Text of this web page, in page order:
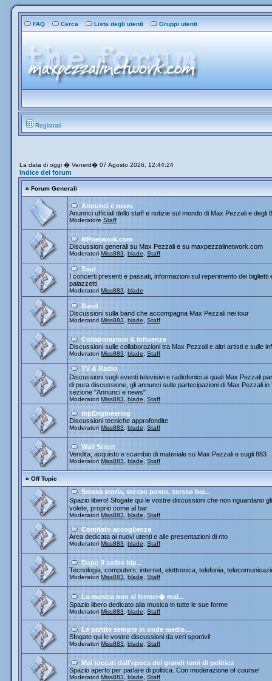
FAQ Cerca Lista degli utenti Gruppi utenti
Registrati
La data di oggi � Venerd� 07 Agosto 2026, 12:44:24
Indice del forum
¤ Forum Generali
Annunci e news
Anunnci ufficiali dello staff e notizie sul mondo di Max Pezzali e degli
Moderatore Staff
MPnetwork.com
Discussioni generali su Max Pezzali e su maxpezzalinetwork.com
Moderatori Miss883 blade Staff
Tour
I concerti presenti e passati, informazioni sul reperimento dei
palazzetti
Moderatori Miss883 blade
Band
Discussioni sulla band che accompagna Max Pezzali nei tour
Moderatori Miss883 blade Staff
Collaborazioni & Influenze
Discussioni sulle collaborazioni tra Max Pezzali e altri artisti e sulle
Moderatori Miss883 blade Staff
TV & Radio
Discussioni sugli eventi televisivi e radiofonici ai quali Max Pezzali
di pura discussione, gli annunci sulle partecipazioni di Max Pezzali
sezione "Annunci e news"
Moderatori Miss883 blade Staff
mpEngineering
Discussioni tecniche approfondite
Moderatori Miss883 blade Staff
Wall Street
Vendita, acquisto e scambio di materiale su Max Pezzali e sugli 883
Moderatori Miss883 blade Staff
¤ Off Topic
Stessa storia, stesso posto, stesso bar...
Spazio libero! Sfogate qui le vostre discussioni che non riguardano
volete, proprio come al bar
Moderatori Miss883 blade Staff
Comitato accoglienza
Area dedicata ai nuovi utenti e alle presentazioni di rito
Moderatori Miss883 blade Staff
Dopo il solito bip...
Tecnologia, computers, internet, elettronica, telefonia,
Moderatori Miss883 blade Staff
La musica non si fermer� mai...
Spazio libero dedicato alla musica in tutte le sue forme
Moderatori Miss883 blade Staff
Le partite sempre in onde medie....
Sfogate qui le vostre discussioni da veri sportivi!
Moderatori Miss883 blade Staff
Mai toccati dall'epoca dei grandi temi di politica
Spazio aperto per parlare di politica. Con moderazione of course!
Moderatori Miss883 blade Staff